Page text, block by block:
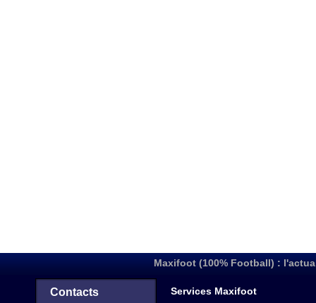
Maxifoot (100% Football) :
Contacts Services Maxifoot